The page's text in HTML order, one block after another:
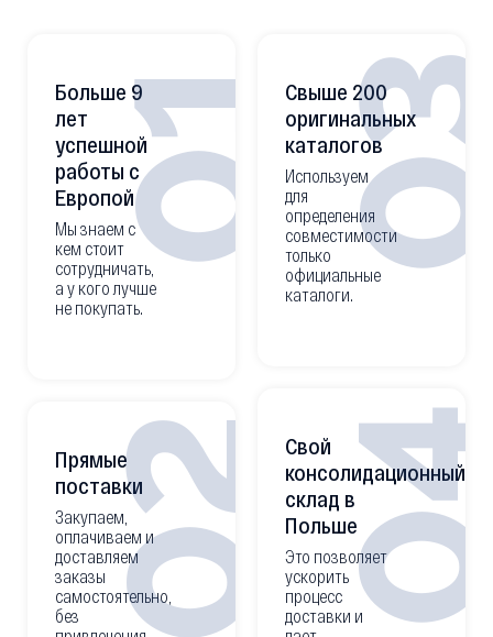
01
Больше 9
лет
успешной
работы с
Европой
Мы знаем с
кем стоит
сотрудничать,
а у кого лучше
не покупать.
02
Прямые
поставки
Закупаем,
оплачиваем и
доставляем
заказы
самостоятельно,
без
Свыше 200
оригинальных
каталогов
Используем
для
определения
совместимости
только
официальные
каталоги.
Свой
консолидационный
склад в
Польше
Это позволяет
ускорить
процесс
доставки и